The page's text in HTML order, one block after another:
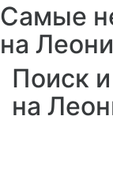
Самые
на
Поиск
на